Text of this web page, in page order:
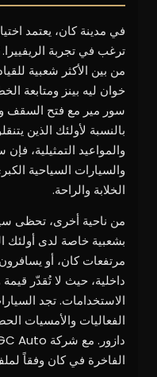
في مدينة كان، يعتمد
ترغب في تجربة
من بين الأكثر شعبية
خوان ليه بينز ومتابعة
سور مير مع فتح السقف
بالنسبة لأولئك الذين
والمواعيد التمثيلية،
والسيارات السياحية
الخلابة والراحة.
من ناحية أخرى، تحظى
بشعبية خاصة لدى أولئك
مرتفعات كان، أو
داخلية، حيث لا تُقدّر
الاستخدامات. تجد
الفعاليات والأمسيات
الفاخرة في كان وفقاً